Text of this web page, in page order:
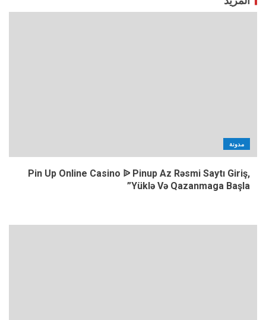
مدونة
Pin Up Online Casino ᐉ Pinup Az Rəsmi Saytı Giriş,
Yüklə Və Qazanmaga Başla”